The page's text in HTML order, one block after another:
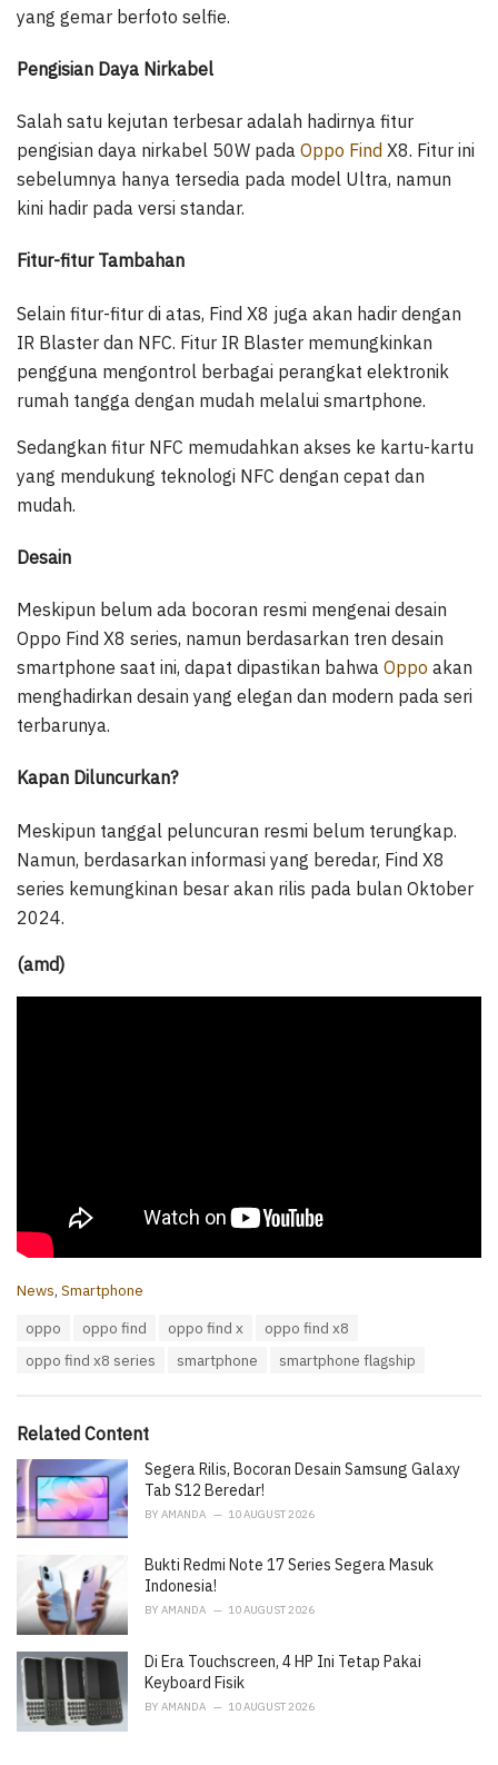
yang gemar berfoto selfie.
Pengisian Daya Nirkabel
Salah satu kejutan terbesar adalah hadirnya fitur
pengisian daya nirkabel 50W pada Oppo Find X8. Fitur ini
sebelumnya hanya tersedia pada model Ultra, namun
kini hadir pada versi standar.
Fitur-fitur Tambahan
Selain fitur-fitur di atas, Find X8 juga akan hadir dengan
IR Blaster dan NFC. Fitur IR Blaster memungkinkan
pengguna mengontrol berbagai perangkat elektronik
rumah tangga dengan mudah melalui smartphone.
Sedangkan fitur NFC memudahkan akses ke kartu-kartu
yang mendukung teknologi NFC dengan cepat dan
mudah.
Desain
Meskipun belum ada bocoran resmi mengenai desain
Oppo Find X8 series, namun berdasarkan tren desain
smartphone saat ini, dapat dipastikan bahwa Oppo akan
menghadirkan desain yang elegan dan modern pada seri
terbarunya.
Kapan Diluncurkan?
Meskipun tanggal peluncuran resmi belum terungkap.
Namun, berdasarkan informasi yang beredar, Find X8
series kemungkinan besar akan rilis pada bulan Oktober
2024.
(amd)
C
i
s
:
News, Smartphone
oppo oppo find oppo find x
oppo find x8
oppo find x8 series
smartphone smartphone flagship
Related Content
Segera Rilis, Bocoran Desain Samsung Galaxy
Tab S12 Beredar!
BY AMANDA 10 AUGUST 2026
Bukti Redmi Note 17 Series Segera Masuk
Indonesia!
BY AMANDA 10 AUGUST 2026
Di Era Touchscreen, 4 HP Ini Tetap Pakai
Keyboard Fisik
BY AMANDA 10 AUGUST 2026